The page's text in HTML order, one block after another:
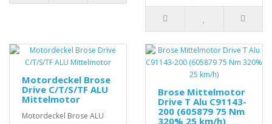
Motordeckel Brose
Drive C/T/S/TF ALU
Mittelmotor
Motordeckel Brose ALU
Brose Mittelmotor
Drive T Alu C91143-
200 (605879 75 Nm
320% 25 km/h)